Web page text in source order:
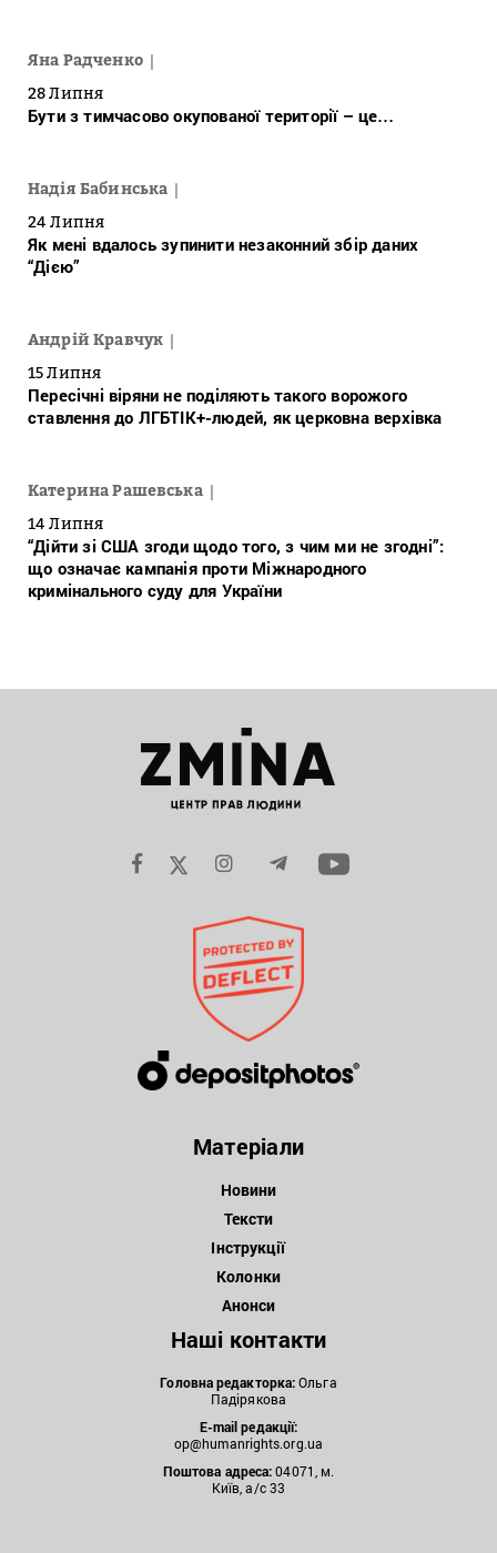
Яна Радченко
28 Липня
Бути з тимчасово окупованої території – це…
Надія Бабинська
24 Липня
Як мені вдалось зупинити незаконний збір даних
“Дією”
Андрій Кравчук
15 Липня
Пересічні віряни не поділяють такого ворожого
ставлення до ЛГБТІК+-людей, як церковна верхівка
Катерина Рашевська
14 Липня
“Дійти зі США згоди щодо того, з чим ми не згодні”:
що означає кампанія проти Міжнародного
кримінального суду для України
Матеріали
Новини
Тексти
Інструкції
Колонки
Анонси
Наші контакти
Головна редакторка:Ольга
Падірякова
E-mail редакції:
op@humanrights.org.ua
Поштова адреса:04071, м.
Київ, а/с 33